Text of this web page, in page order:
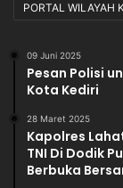
PORTAL WILAYAH
09 Juni 2025
Pesan Polisi
Kota Kediri
28 Maret 2025
Kapolres
TNI Di Dodik
Berbuka